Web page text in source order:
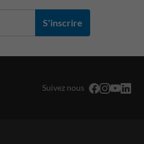
S'inscrire
Suivez nous